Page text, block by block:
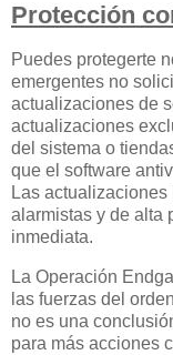
Protección
Puedes protegerte
emergentes no
actualizaciones de
actualizaciones
del sistema o
que el software
Las
alarmistas y de alta
inmediata.
La Operación
las fuerzas del
no es una
para más acciones